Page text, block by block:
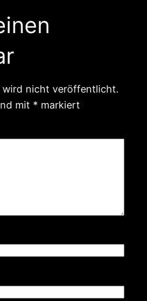
wird nicht veröffentlicht.
mit * markiert